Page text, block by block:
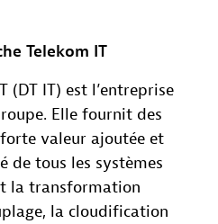
Telekom IT
(DT IT) est l’entreprise
Elle fournit des
valeur ajoutée et
tous les systèmes
la transformation
la cloudification